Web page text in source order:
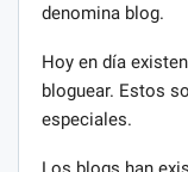
denomina blog.
Hoy en día
bloguear. Estos
especiales.